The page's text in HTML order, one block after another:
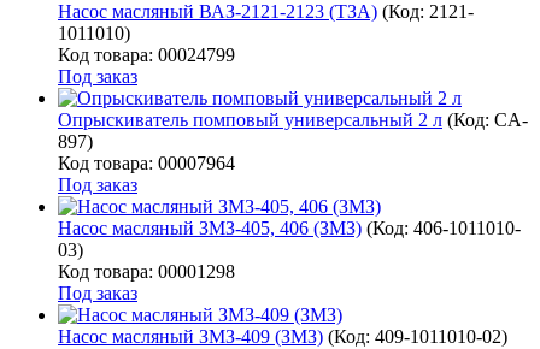
Насос масляный ВАЗ-2121-2123 (ТЗА) (Код: 2121-
1011010)
Код товара: 00024799
Под заказ
Опрыскиватель помповый универсальный 2 л (Код: CA-
897)
Код товара: 00007964
Под заказ
Насос масляный ЗМЗ-405, 406 (ЗМЗ) (Код: 406-1011010-
03)
Код товара: 00001298
Под заказ
Насос масляный ЗМЗ-409 (ЗМЗ) (Код: 409-1011010-02)